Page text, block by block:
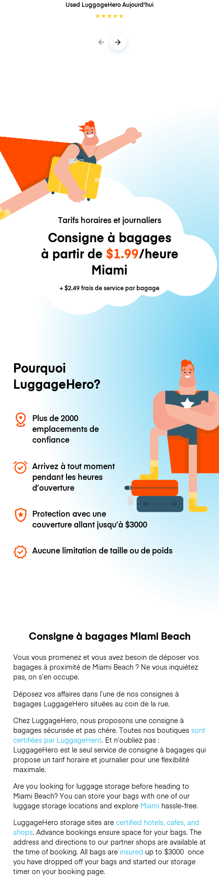
Used LuggageHeroAujourd'hui
★★★★★
Tarifs horaires et journaliers
Consigne à bagages
à partir de $1.99/heure
Miami
+$2.49frais de service par bagage
Pourquoi
LuggageHero?
Plus de 2000
emplacements de
confiance
Arrivez à tout moment
pendant les heures
d’ouverture
Protection avec une
couverture allant jusqu’à$3000
Aucune limitation de taille ou de poids
Consigne à bagages Miami Beach
Vous vous promenez et vous avez besoin de déposer vos
bagages à proximité de Miami Beach ? Ne vous inquiétez
pas, on s’en occupe.
Déposez vos affaires dans l’une de nos consignes à
bagages LuggageHero situées au coin de la rue.
Chez LuggageHero, nous proposons une consigne à
bagages sécurisée et pas chère. Toutes nos boutiques sont
certifiées par LuggageHero. Et n’oubliez pas :
LuggageHero est le seul service de consigne à bagages qui
propose un tarif horaire et journalier pour une flexibilité
maximale.
Are you looking for luggage storage before heading to
Miami Beach? You can store your bags with one of our
luggage storage locations and explore Miamihassle-free.
LuggageHero storage sites are certified hotels, cafes, and
shops. Advance bookings ensure space for your bags. The
address and directions to our partner shops are available at
the time of booking. All bags are insured up to $3000once
you have dropped off your bags and started our storage
timer on your booking page.